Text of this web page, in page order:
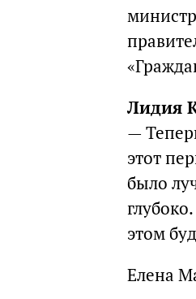
Лидия
—
этот
было
этом
Елена